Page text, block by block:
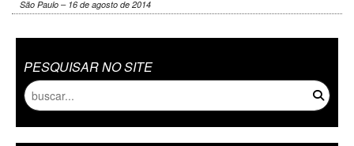
São Paulo – 16 de agosto de 2014
PESQUISAR NO SITE